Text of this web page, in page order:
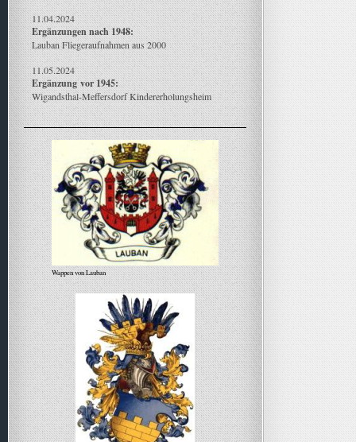
11.04.2024
Ergänzungen nach 1948:
Lauban Fliegeraufnahmen aus 2000
11.05.2024
Ergänzungvor 1945:
Wigandsthal-Meffersdorf Kindererholungsheim
Wappen von Lauban